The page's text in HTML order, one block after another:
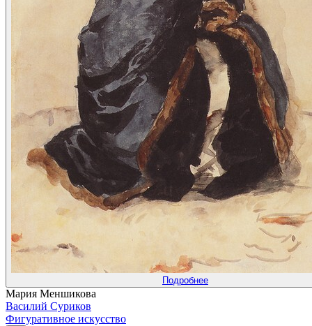
Подробнее
Мария Меншикова
Василий Суриков
Фигуративное искусство